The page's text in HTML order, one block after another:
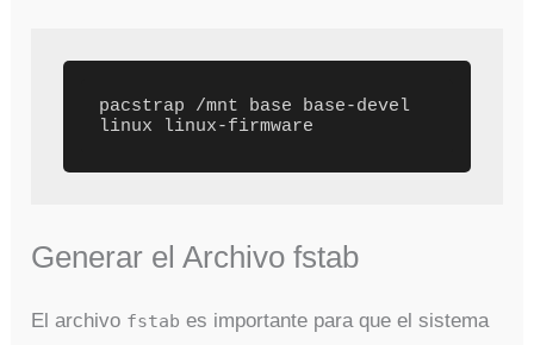
pacstrap /mnt base base-devel
Generar el Archivo fstab
El archivo fstab es importante para que el sistema